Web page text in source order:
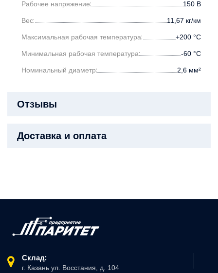
Рабочее напряжение: 150 В
Вес: 11,67 кг/км
Максимальная рабочая температура: +200 °С
Минимальная рабочая температура: -60 °С
Номинальный диаметр: 2,6 мм²
Отзывы
Доставка и оплата
Склад:
г. Казань ул. Восстания, д. 104